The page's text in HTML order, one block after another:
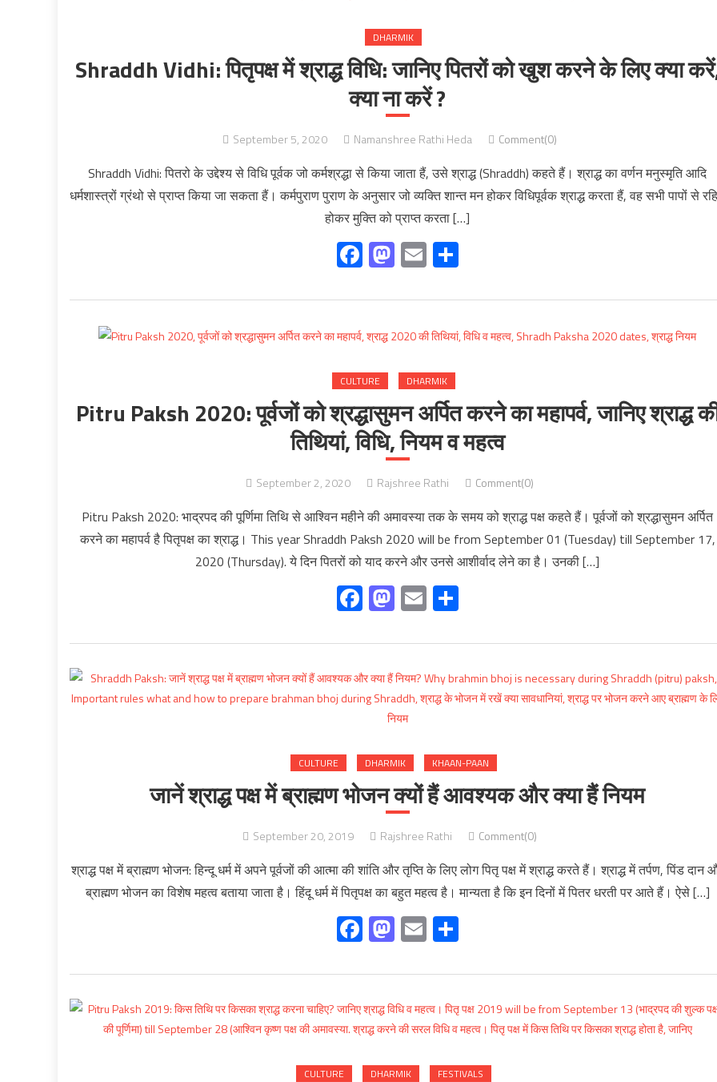
DHARMIK
Shraddh Vidhi: पितृपक्ष में श्राद्ध विधि: जानिए पितरों को खुश करने के लिए क्या
क्या ना करें ?
September 5, 2020 Namanshree Rathi Heda Comment(0)
Shraddh Vidhi: पितरो के उद्देश्य से विधि पूर्वक जो कर्मश्रद्धा से किया जाता हैं, उसे श्राद्ध (Shraddh) कहते हैं। श्राद्ध का वर्णन मनुस्मृति आदि
धर्मशास्त्रों ग्रंथो से प्राप्त किया जा सकता हैं। कर्मपुराण पुराण के अनुसार जो व्यक्ति शान्त मन होकर विधिपूर्वक श्राद्ध करता हैं, वह सभी पापों से
होकर मुक्ति को प्राप्त करता […]
Facebook
Mastodon
EmailShare
CULTURE DHARMIK
Pitru Paksh 2020: पूर्वजों को श्रद्धासुमन अर्पित करने का महापर्व, जानिए श्राद्ध
तिथियां, विधि, नियम व महत्व
September 2, 2020 Rajshree Rathi Comment(0)
Pitru Paksh 2020: भाद्रपद की पूर्णिमा तिथि से आश्विन महीने की अमावस्या तक के समय को श्राद्ध पक्ष कहते हैं। पूर्वजों को श्रद्धासुमन अर्पित
करने का महापर्व है पितृपक्ष का श्राद्ध। This year Shraddh Paksh 2020 will be from September 01 (Tuesday) till September 17,
2020 (Thursday). ये दिन पितरों को याद करने और उनसे आशीर्वाद लेने का है। उनकी […]
Facebook
Mastodon
EmailShare
CULTURE DHARMIK KHAAN-PAAN
जानें श्राद्ध पक्ष में ब्राह्मण भोजन क्यों हैं आवश्यक और क्या हैं नियम
September 20, 2019 Rajshree Rathi Comment(0)
श्राद्ध पक्ष में ब्राह्मण भोजन: हिन्दू धर्म में अपने पूर्वजों की आत्मा की शांति और तृप्ति के लिए लोग पितृ पक्ष में श्राद्ध करते हैं। श्राद्ध में तर्पण, पिंड दान
ब्राह्मण भोजन का विशेष महत्व बताया जाता है। हिंदू धर्म में पितृपक्ष का बहुत महत्व है। मान्यता है कि इन दिनों में पितर धरती पर आते हैं। ऐसे […]
Facebook
Mastodon
EmailShare
CULTURE DHARMIK FESTIVALS